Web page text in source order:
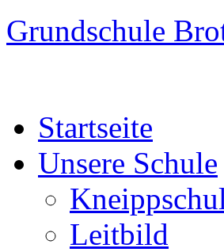
Grundschule
Startseite
Unsere Schule
Leitbild